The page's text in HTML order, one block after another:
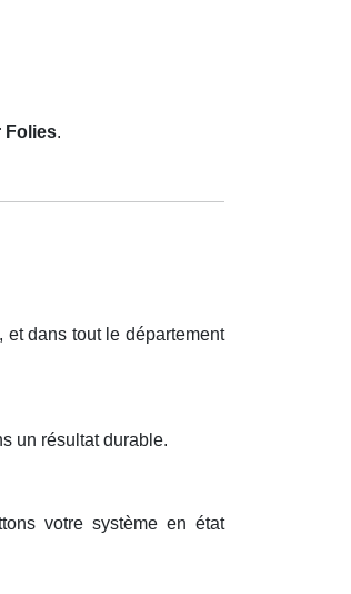
Folies.
dans tout le département
un résultat durable.
votre système en état